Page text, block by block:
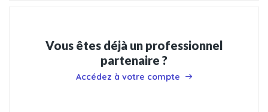
Vous êtes déjà un professionnel
partenaire ?
Accédez à votre compte